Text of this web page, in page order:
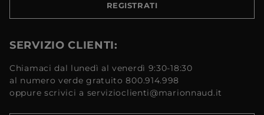
REGISTRATI
SERVIZIO CLIENTI:
Chiamaci dal lunedì al venerdì 9:30-18:30
al numero verde gratuito 800.914.998
oppure scrivici a servizioclienti@marionnaud.it